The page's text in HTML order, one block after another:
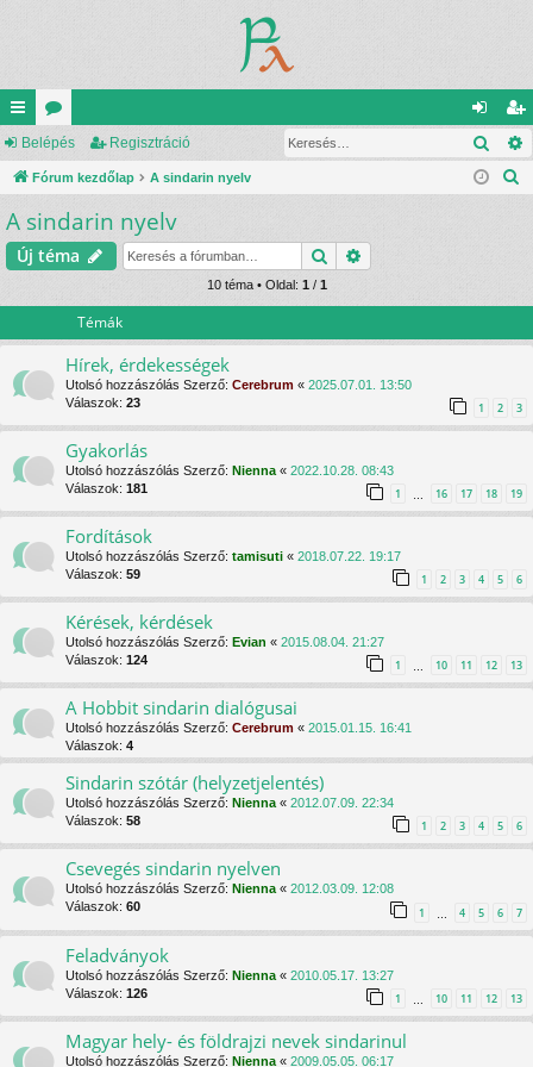
yo
rs
lin
ke
ór
u
m
ok
el
ép
eg
is
Belépés Regisztráció
Fórum kezdőlap A sindarin nyelv
é
A sindarin nyelv
Új téma Keresés
10 téma • Oldal: 1 / 1
Témák
Hírek, érdekességek
Utolsó hozzászólás Szerző: Cerebrum « 2025.07.01. 13:50
Válaszok: 23 1 2 3
Gyakorlás
Utolsó hozzászólás Szerző: Nienna « 2022.10.28. 08:43
Válaszok: 181 1 … 16 17 18 19
Fordítások
Utolsó hozzászólás Szerző: tamisuti « 2018.07.22. 19:17
Válaszok: 59 1 2 3 4 5 6
Kérések, kérdések
Utolsó hozzászólás Szerző: Evian « 2015.08.04. 21:27
Válaszok: 124 1 … 10 11 12 13
A Hobbit sindarin dialógusai
Utolsó hozzászólás Szerző: Cerebrum « 2015.01.15. 16:41
Válaszok: 4
Sindarin szótár (helyzetjelentés)
Utolsó hozzászólás Szerző: Nienna « 2012.07.09. 22:34
Válaszok: 58 1 2 3 4 5 6
Csevegés sindarin nyelven
Utolsó hozzászólás Szerző: Nienna« 2012.03.09. 12:08
Válaszok: 60 1 4 5 6 7
Feladványok
Utolsó hozzászólás Szerző: Nienna « 2010.05.17. 13:27
Válaszok: 126 1 10 11 12 13
Magyar hely- és földrajzi nevek sindarinul
Utolsó hozzászólás Szerző: Nienna « 2009.05.05. 06:17